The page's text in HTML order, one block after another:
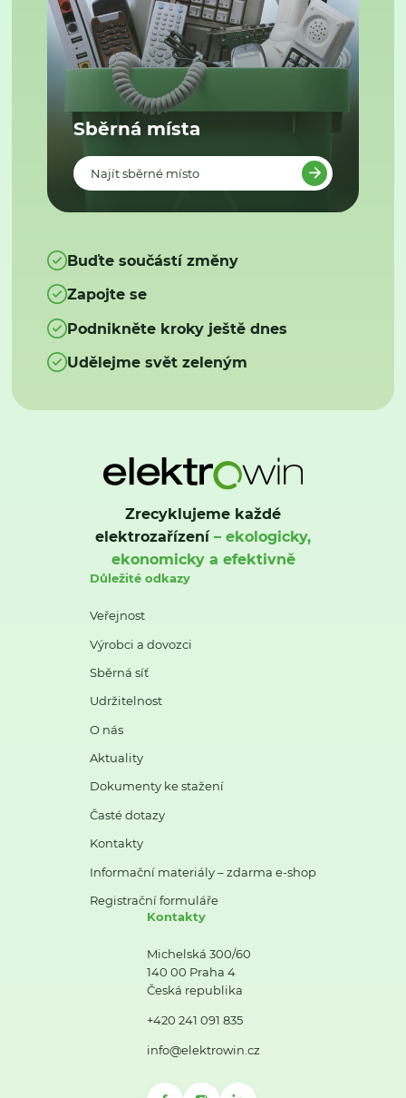
Sběrná místa
Najít sběrné místo
Buďte součástí změny
Zapojte se
Podnikněte kroky ještě dnes
Udělejme svět zeleným
Zrecyklujeme každé
elektrozařízení– ekologicky,
ekonomicky a efektivně
Důležité odkazy
Veřejnost
Výrobci a dovozci
Sběrná síť
Udržitelnost
O nás
Aktuality
Dokumenty ke stažení
Časté dotazy
Kontakty
Informační materiály – zdarma e-shop
Registrační formuláře
Kontakty
Michelská 300/60
140 00 Praha 4
Česká republika
+420 241 091 835
info@elektrowin.cz